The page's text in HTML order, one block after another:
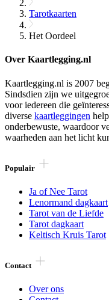
Tarotkaarten
Het Oordeel
Over Kaartlegging.nl
Kaartlegging.nl is 2007
Sindsdien zijn we
voor iedereen die
diverse kaartleggingen
onderbewuste, waardoor
waarheden aan het licht
Populair
Ja of Nee Tarot
Lenormand dagkaart
Tarot van de Liefde
Tarot dagkaart
Keltisch Kruis Tarot
Contact
Over ons